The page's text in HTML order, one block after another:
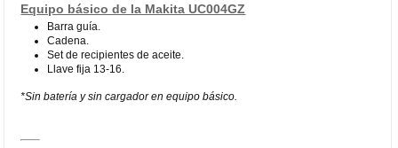
Equipo básico de la Makita UC004GZ
Barra guía.
Cadena.
Set de recipientes de aceite.
Llave fija 13-16.
*Sin batería y sin cargador en equipo básico.